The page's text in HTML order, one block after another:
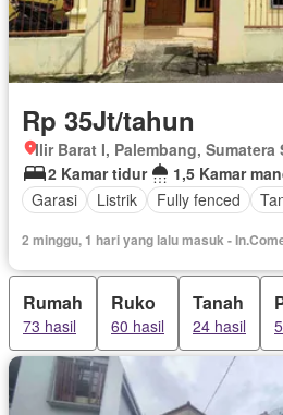
Rp 35Jt/tahun
Ilir Barat I, Palembang, Sumatera
2 Kamar tidur
1,5 Kamar
Garasi
Listrik Fully fenced
2 minggu, 1 hari yang lalu masuk -
Rumah
73 hasil
Ruko
60 hasil
Tanah
24 hasil